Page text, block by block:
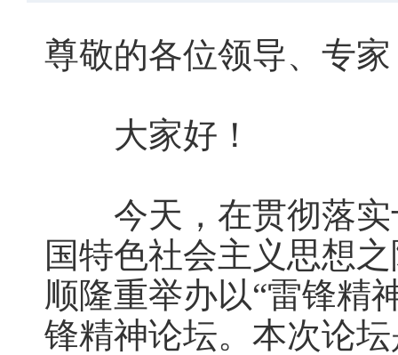
尊敬的各位领导、专
大家好！
今天，在贯彻落实
国特色社会主义思想
顺隆重举办以“雷锋精
锋精神论坛。本次论